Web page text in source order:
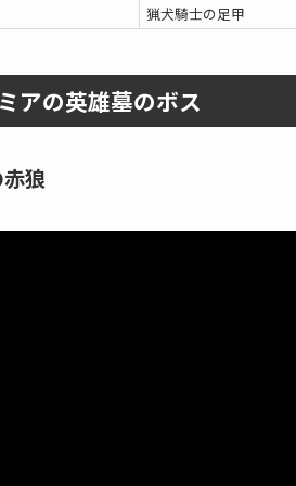
猟犬騎士の足甲
アの英雄墓のボス
狼